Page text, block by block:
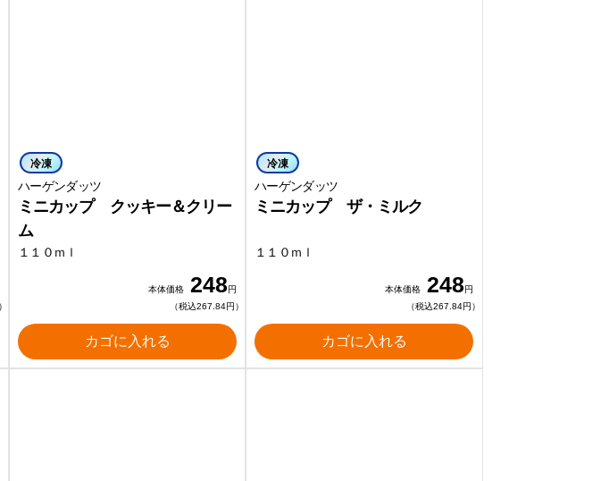
冷凍
ハーゲンダッツ
ミニカップ クッキー＆クリー
ム
１１０ｍｌ
本体価格 248円
（税込267.84円）
カゴに入れる
冷凍
ハーゲンダッツ
ミニカップ ザ・ミルク
１１０ｍｌ
本体価格 248円
（税込267.84円）
カゴに入れる